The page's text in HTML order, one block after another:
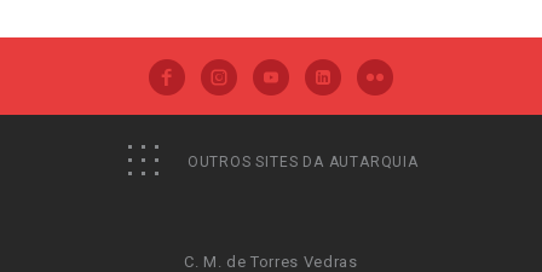
OUTROS SITES DA AUTARQUIA
C. M. de Torres Vedras